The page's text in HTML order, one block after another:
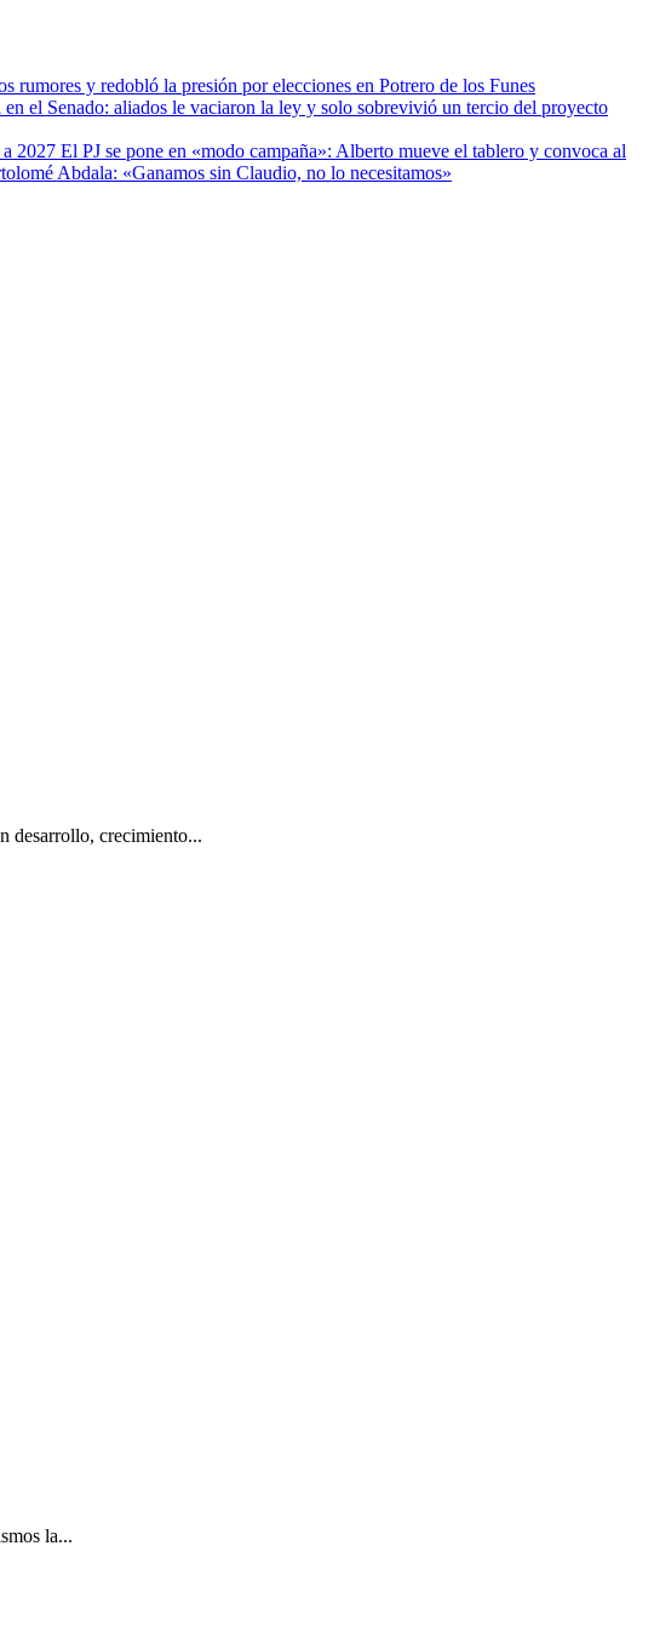
rumores y redobló la presión por elecciones en Potrero de los Funes
el Senado: aliados le vaciaron la ley y solo sobrevivió un tercio del proyecto
El PJ se pone en «modo campaña»: Alberto mueve el tablero y convoca al
Abdala: «Ganamos sin Claudio, no lo necesitamos»
desarrollo, crecimiento...
la...